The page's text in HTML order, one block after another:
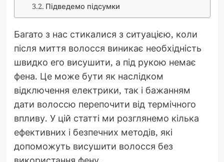
Підведемо підсумки
Багато з нас стикалися з ситуацією, коли
після миття волосся виникає необхідність
швидко его висушити, а під рукою немає
фена. Це може бути як наслідком
відключення електрики, так і бажанням
дати волоссю перепочити від термічного
впливу. У цій статті ми розглянемо кілька
ефективних і безпечних методів, які
допоможуть висушити волосся без